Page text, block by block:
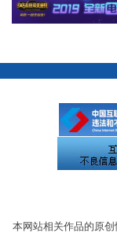
本网站相关作品的原